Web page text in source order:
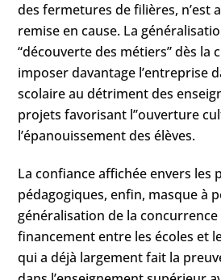
des fermetures de filières, n’est
remise en cause. La
“découverte des métiers” dès la
imposer davantage l’entreprise
scolaire au détriment des
projets favorisant l’’ouverture
l’épanouissement des élèves.
La confiance affichée envers les
pédagogiques, enfin, masque à
généralisation de la
financement entre les écoles et
qui a déjà largement fait la